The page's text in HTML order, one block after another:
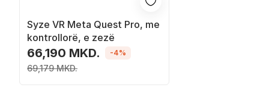
Syze VR Meta Quest Pro, me
kontrollorë, e zezë
66,190 MKD.
69,179 MKD.
-4%